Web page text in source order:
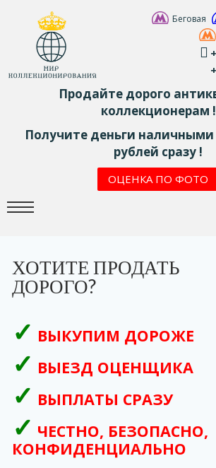
Беговая
Продайте дорого
коллекционерам !
Получите деньги наличными
рублей сразу !
ОЦЕНКА ПО ФОТО
ХОТИТЕ ПРОДАТЬ
ДОРОГО?
ВЫКУПИМ ДОРОЖЕ
ВЫЕЗД ОЦЕНЩИКА
ВЫПЛАТЫ СРАЗУ
ЧЕСТНО, БЕЗОПАСНО,
КОНФИДЕНЦИАЛЬНО